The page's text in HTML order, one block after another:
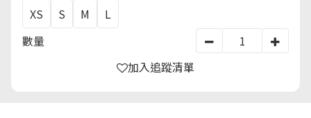
XS
S M
L
數量
加入追蹤清單